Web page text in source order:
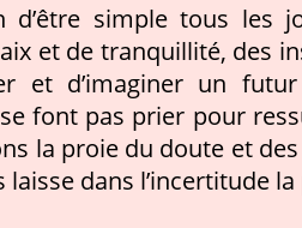
d’être simple tous les
et de tranquillité, des
et d’imaginer un
font pas prier pour
la proie du doute et
dans l’incertitude